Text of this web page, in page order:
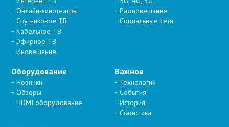
Онлайн-кинотеатры
Спутниковое ТВ
Кабельное ТВ
Эфирное ТВ
Иновещание
Радиовещание
Социальные сети
Оборудование
Новинки
Обзоры
HDMI оборудование
Важное
Технологии
События
История
Статистика